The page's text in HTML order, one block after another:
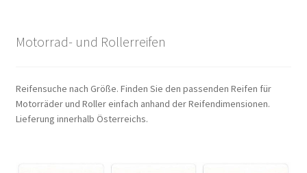
Motorrad- und Rollerreifen
Reifensuche nach Größe. Finden Sie den passenden Reifen für
Motorräder und Roller einfach anhand der Reifendimensionen.
Lieferung innerhalb Österreichs.